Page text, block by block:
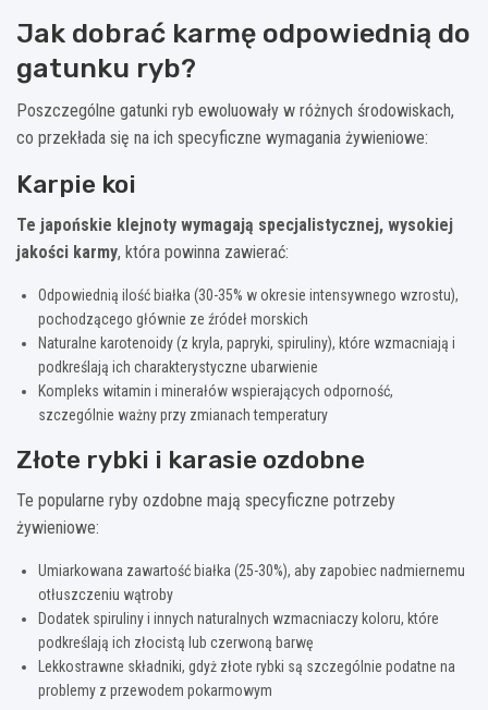
Jak dobrać karmę odpowiednią do
gatunku ryb?
Poszczególne gatunki ryb ewoluowały w różnych środowiskach,
co przekłada się na ich specyficzne wymagania żywieniowe:
Karpie koi
Te japońskie klejnoty wymagają specjalistycznej, wysokiej
jakości karmy, która powinna zawierać:
Odpowiednią ilość białka (30-35% w okresie intensywnego wzrostu),
pochodzącego głównie ze źródeł morskich
Naturalne karotenoidy (z kryla, papryki, spiruliny), które wzmacniają i
podkreślają ich charakterystyczne ubarwienie
Kompleks witamin i minerałów wspierających odporność,
szczególnie ważny przy zmianach temperatury
Złote rybki i karasie ozdobne
Te popularne ryby ozdobne mają specyficzne potrzeby
żywieniowe:
Umiarkowana zawartość białka (25-30%), aby zapobiec nadmiernemu
otłuszczeniu wątroby
Dodatek spiruliny i innych naturalnych wzmacniaczy koloru, które
podkreślają ich złocistą lub czerwoną barwę
Lekkostrawne składniki, gdyż złote rybki są szczególnie podatne na
problemy z przewodem pokarmowym